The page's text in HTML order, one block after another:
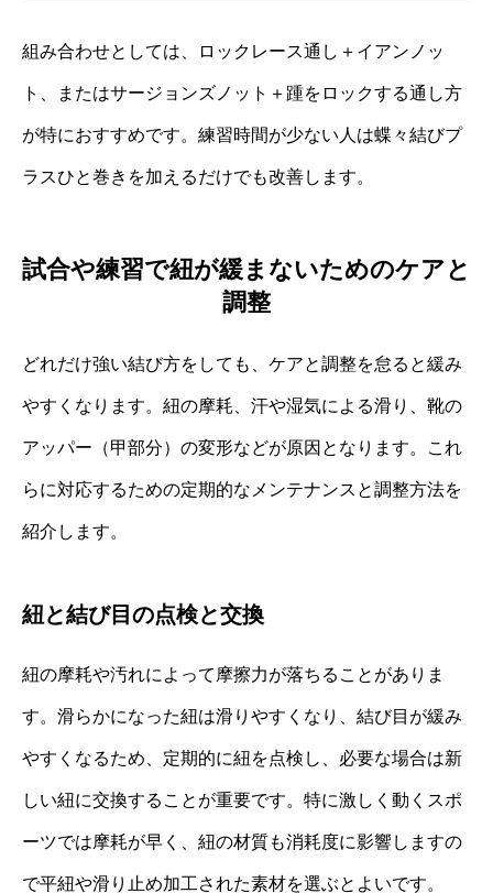
組み合わせとしては、ロックレース通し＋イアンノッ
ト、またはサージョンズノット＋踵をロックする通し方
が特におすすめです。練習時間が少ない人は蝶々結びプ
ラスひと巻きを加えるだけでも改善します。
試合や練習で紐が緩まないためのケアと
調整
どれだけ強い結び方をしても、ケアと調整を怠ると緩み
やすくなります。紐の摩耗、汗や湿気による滑り、靴の
アッパー（甲部分）の変形などが原因となります。これ
らに対応するための定期的なメンテナンスと調整方法を
紹介します。
紐と結び目の点検と交換
紐の摩耗や汚れによって摩擦力が落ちることがありま
す。滑らかになった紐は滑りやすくなり、結び目が緩み
やすくなるため、定期的に紐を点検し、必要な場合は新
しい紐に交換することが重要です。特に激しく動くスポ
ーツでは摩耗が早く、紐の材質も消耗度に影響しますの
で平紐や滑り止め加工された素材を選ぶとよいです。